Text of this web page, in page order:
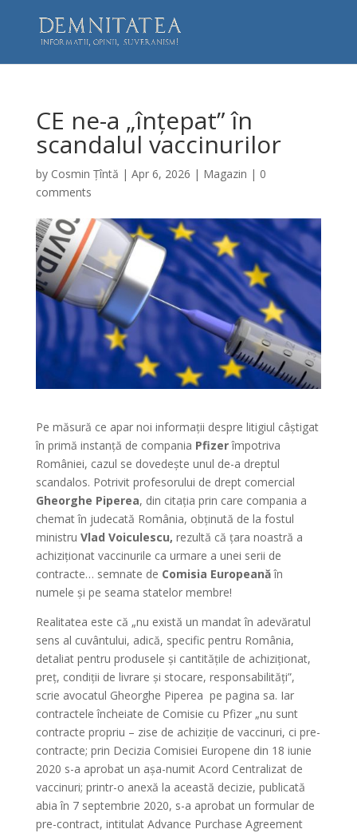
CE ne-a „înțepat” în
scandalul vaccinurilor
by Cosmin Țîntă | Apr 6, 2026 | Magazin | 0
comments
Pe măsură ce apar noi informații despre litigiul câștigat
în primă instanță de compania Pfizerîmpotriva
României, cazul se dovedește unul de-a dreptul
scandalos. Potrivit profesorului de drept comercial
Gheorghe Piperea, din citația prin care compania a
chemat în judecată România, obținută de la fostul
ministru Vlad Voiculescu, rezultă că țara noastră a
achiziționat vaccinurile ca urmare a unei serii de
contracte… semnate de Comisia Europeanăîn
numele și pe seama statelor membre!
Realitatea este că „nu există un mandat în adevăratul
sens al cuvântului, adică, specific pentru România,
detaliat pentru produsele și cantitățile de achiziționat,
preț, condiții de livrare și stocare, responsabilități”,
scrie avocatul Gheorghe Piperea pe pagina sa. Iar
contractele încheiate de Comisie cu Pfizer „nu sunt
contracte propriu – zise de achiziție de vaccinuri, ci pre-
contracte; prin Decizia Comisiei Europene din 18 iunie
2020 s-a aprobat un așa-numit Acord Centralizat de
vaccinuri; printr-o anexă la această decizie, publicată
abia în 7 septembrie 2020, s-a aprobat un formular de
pre-contract, intitulat Advance Purchase Agreement